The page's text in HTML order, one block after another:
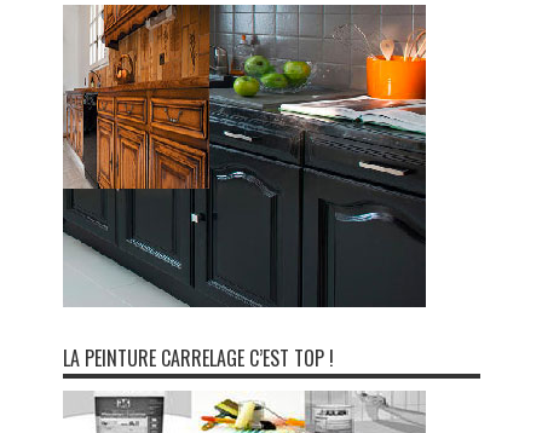
LA PEINTURE CARRELAGE C’EST TOP !